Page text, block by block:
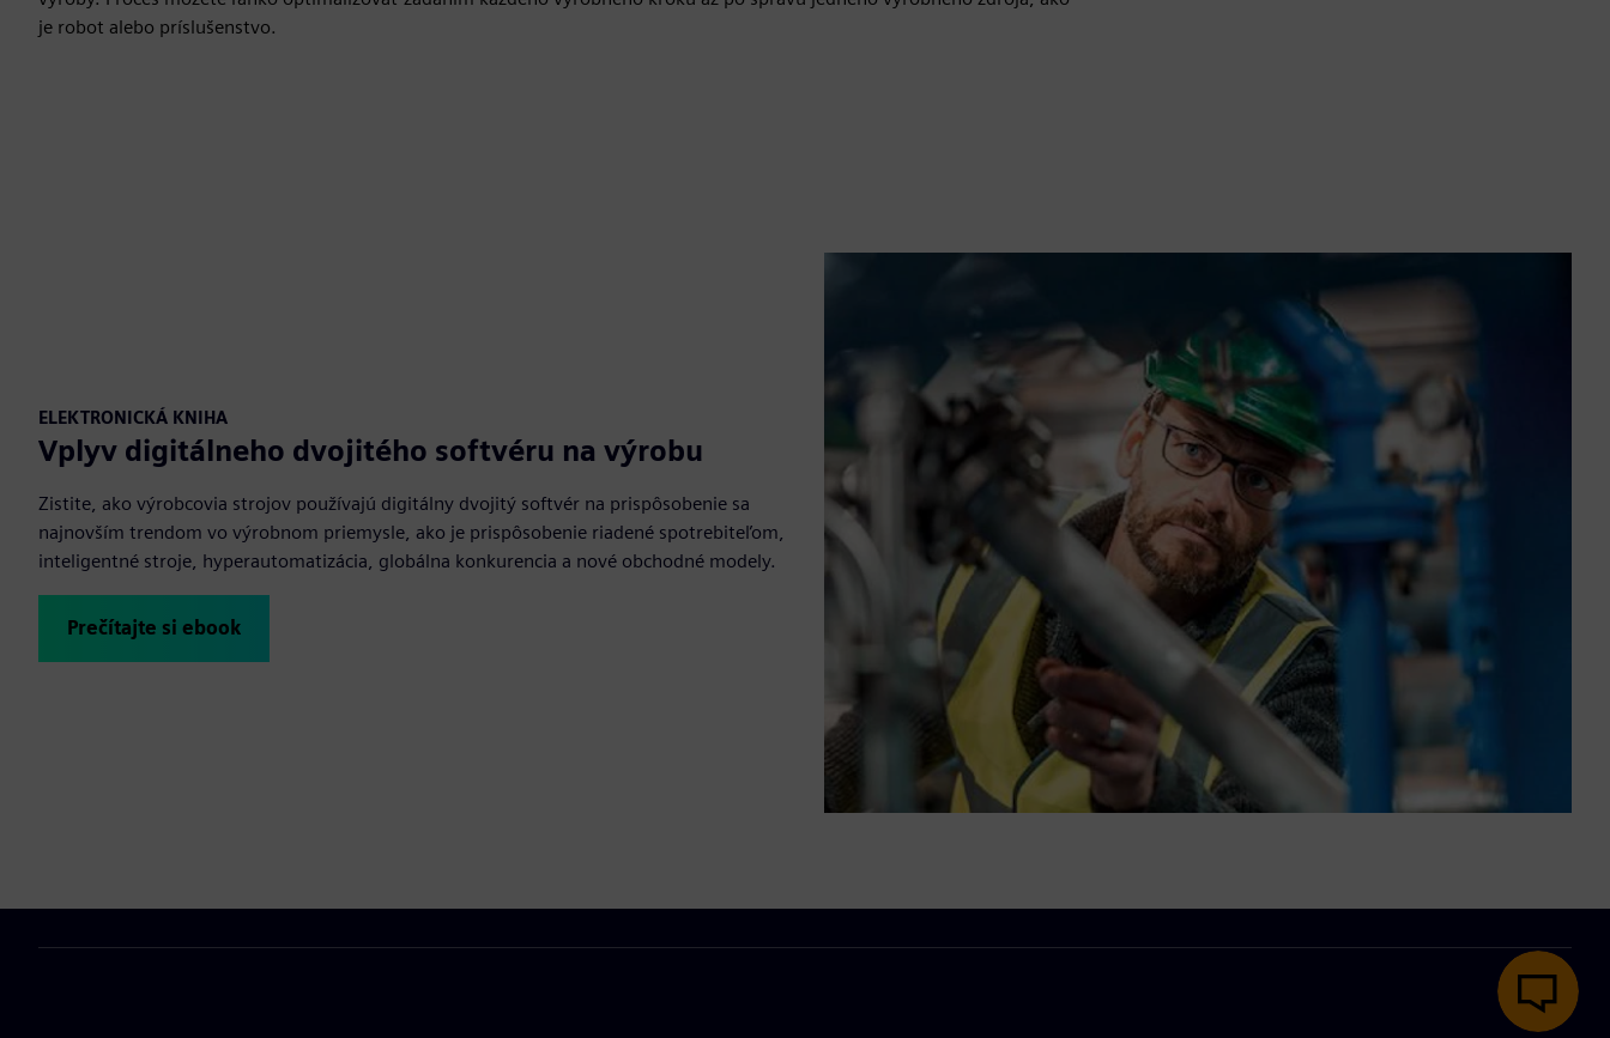
je robot alebo príslušenstvo.
ELEKTRONICKÁ KNIHA
Vplyv digitálneho dvojitého softvéru na výrobu
Zistite, ako výrobcovia strojov používajú digitálny dvojitý softvér na prispôsobenie sa
najnovším trendom vo výrobnom priemysle, ako je prispôsobenie riadené spotrebiteľom,
inteligentné stroje, hyperautomatizácia, globálna konkurencia a nové obchodné modely.
Prečítajte si ebook